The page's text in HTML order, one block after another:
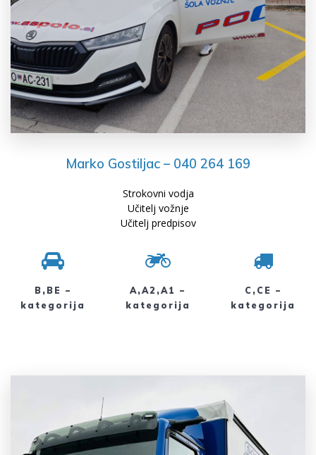
Marko Gostiljac – 040 264 169
Strokovni vodja
Učitelj vožnje
Učitelj predpisov
B,BE –
kategorija
A,A2,A1 –
kategorija
C,CE –
kategorija